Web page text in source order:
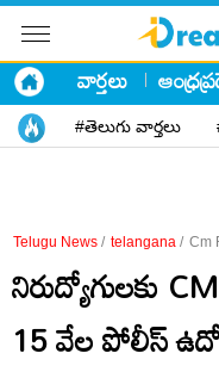
వార్తలు
#తెలుగు వార్తలు
Telugu News / telangana / Cm
నిరుద్యోగులకు
15 వేల పోలీస్